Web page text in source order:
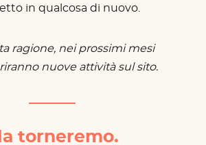
in qualcosa di nuovo.
ragione, nei prossimi mesi
nuove attività sul sito.
torneremo.